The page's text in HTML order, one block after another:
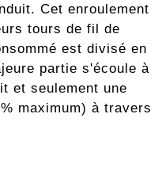
Cet enroulement
tours de fil de
est divisé en
partie s'écoule à
et seulement une
maximum) à travers